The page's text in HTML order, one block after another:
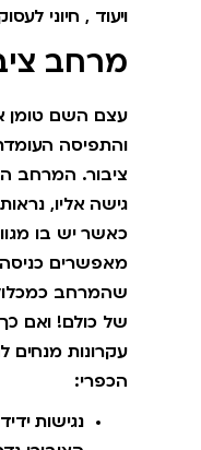
ויעוד , חיוני
מרחב
עצם השם טומן
והתפיסה
ציבור. המרחב
גישה אליו,
כאשר יש בו
מאפשרים
שהמרחב כמכלול
של כולם! ואם
עקרונות מנחים
הכפרי:
נגישות